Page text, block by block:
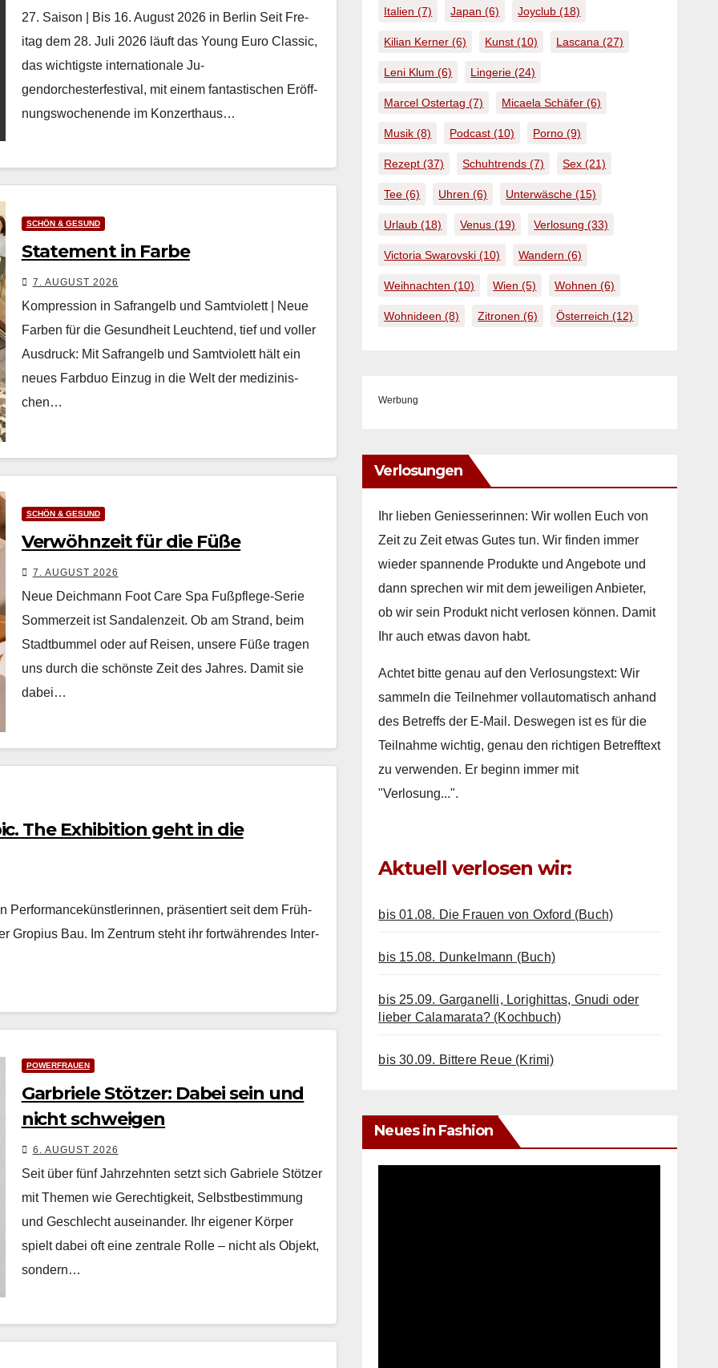
27. Saison | Bis 16. August 2026 in Berlin Seit Fre­
itag dem 28. Juli 2026 läuft das Young Euro Clas­sic,
das wichtig­ste inter­na­tionale Ju­
gendorchesterfestival, mit einem fan­tastis­chen Eröff­
nungswoch­enende im Konz­erthaus…
SCHÖN & GESUND
Statement in Farbe
7. AUGUST 2026
Kompression in Safrangelb und Samtviolett | Neue
Farben für die Gesundheit Leuch­t­end, tief und voller
Aus­druck: Mit Safrangelb und Samtvi­o­lett hält ein
neues Farb­duo Einzug in die Welt der medi­zinis­
chen…
SCHÖN & GESUND
Verwöhnzeit für die Füße
7. AUGUST 2026
Neue Deichmann Foot Care Spa Fußpflege-Serie
Som­merzeit ist San­dalen­zeit. Ob am Strand, beim
Stadt­bum­mel oder auf Reisen, unsere Füße tra­gen
uns durch die schön­ste Zeit des Jahres. Damit sie
dabei…
The Exhibition geht in die
Per­for­mancekün­st­lerin­nen, präsen­tiert seit dem Früh­
Gropius Bau. Im Zen­trum ste­ht ihr fortwähren­des Inter­
POWERFRAUEN
Garbriele Stötzer: Dabei sein und
nicht schweigen
6. AUGUST 2026
Seit über fünf Jahrzehn­ten set­zt sich Gabriele Stötzer
mit The­men wie Gerechtigkeit, Selb­st­bes­tim­mung
und Geschlecht auseinan­der. Ihr eigen­er Kör­p­er
spielt dabei oft eine zen­trale Rolle – nicht als Objekt,
son­dern…
Italien (7) Japan (6) Joyclub (18)
Kilian Kerner (6) Kunst (10) Lascana (27)
Leni Klum (6) Lingerie (24)
Marcel Ostertag (7) Micaela Schäfer (6)
Musik (8) Podcast (10) Porno (9)
Rezept (37) Schuhtrends (7) Sex (21)
Tee (6) Uhren (6) Unterwäsche (15)
Urlaub (18) Venus (19) Verlosung (33)
Victoria Swarovski (10) Wandern (6)
Weihnachten (10) Wien (5) Wohnen (6)
Wohnideen (8) Zitronen (6) Österreich (12)
Werbung
Verlosungen
Ihr lieben Geniesserinnen: Wir wollen Euch von
Zeit zu Zeit etwas Gutes tun. Wir finden immer
wieder spannende Produkte und Angebote und
dann sprechen wir mit dem jeweiligen Anbieter,
ob wir sein Produkt nicht verlosen können. Damit
Ihr auch etwas davon habt.
Achtet bitte genau auf den Verlosungstext: Wir
sammeln die Teilnehmer vollautomatisch anhand
des Betreffs der E-Mail. Deswegen ist es für die
Teilnahme wichtig, genau den richtigen Betrefftext
zu verwenden. Er beginn immer mit
"Verlosung...".
Aktuell verlosen wir:
bis 01.08. Die Frauen von Oxford (Buch)
bis 15.08. Dunkelmann (Buch)
bis 25.09. Garganelli, Lorighittas, Gnudi oder
lieber Calamarata? (Kochbuch)
bis 30.09. Bittere Reue (Krimi)
Neues in Fashion